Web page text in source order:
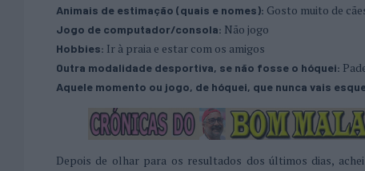
Animais de estimação (quais e nomes): Gosto muito de
Jogo de computador/consola: Não jogo
Hobbies: Ir à praia e estar com os amigos
Outra modalidade desportiva, se não fosse o hóquei:
Aquele momento ou jogo, de hóquei, que nunca vais
Depois de olhar para os resultados dos últimos dias,